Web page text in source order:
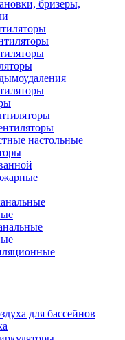
бризеры,
настольные
для бассейнов